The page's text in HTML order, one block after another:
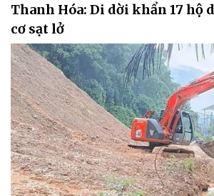
Thanh Hóa: Di dời khẩn 17 hộ
cơ sạt lở